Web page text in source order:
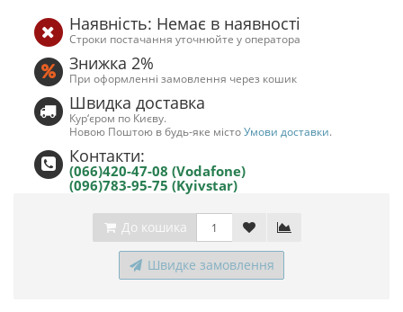
Наявність: Немає в наявності
Строки постачання уточнюйте у оператора
Знижка 2%
При оформленні замовлення через кошик
Швидка доставка
Кур‘єром по Києву.
Новою Поштою в будь-яке містоУмови доставки.
Контакти:
(066)420-47-08 (Vodafone)
(096)783-95-75 (Kyivstar)
До кошика
Швидке замовлення